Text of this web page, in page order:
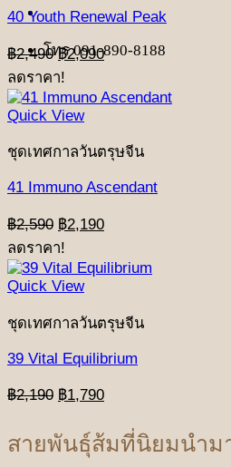
โทร 091-890-8188
40 Youth Renewal Peak
฿2,490 Original
was:
฿2,490.
฿2,090Current
฿2,090.
ลดราคา!
Quick View
ชุดเทศกาลวันตรุษจีน
41 Immuno Ascendant
฿2,590 Original
price
was:
฿2,590.
฿2,190Current
฿2,190.
ลดราคา!
Quick View
ชุดเทศกาลวันตรุษจีน
39 Vital Equilibrium
฿2,190 Original
฿2,190.
฿1,790Current
฿1,790.
สายพันธุ์ส้มที่นิยมนำม